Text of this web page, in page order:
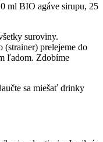
ml BIO agáve sirupu, 25
suroviny.
(strainer) prelejeme do
ľadom. Zdobíme